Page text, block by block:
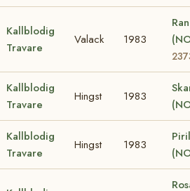
Kallblodig
Travare
Valack 1983
Kallblodig
Travare
Hingst 1983
Kallblodig
Travare
Hingst 1983